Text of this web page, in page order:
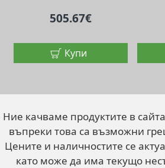
505.67€
Купи
Ние качваме продуктите в
въпреки това са възможни
Цените и наличностите се
като може да има текущо